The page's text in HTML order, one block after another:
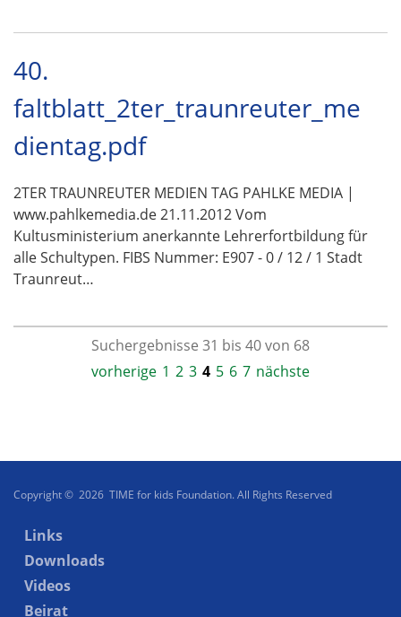
40.
faltblatt_2ter_traunreuter_me
dientag.pdf
2TER TRAUNREUTER MEDIEN TAG PAHLKE MEDIA |
www.pahlkemedia.de 21.11.2012 Vom
Kultusministerium anerkannte Lehrerfortbildung für
alle Schultypen. FIBS Nummer: E907 - 0 / 12 / 1 Stadt
Traunreut…
Suchergebnisse 31 bis 40 von 68
vorherige 1 2 3 4 5 6 7 nächste
Copyright © 2026 TIME for kids Foundation. All Rights Reserved
Links
Downloads
Videos
Beirat